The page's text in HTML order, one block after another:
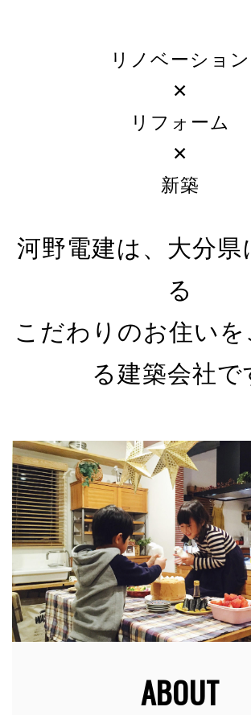
リノベーション
✕
リフォーム
✕
新築
河野電建は、大分県
る
こだわりのお住い
る建築会社で
ABOUT
PRIVACY POLICY
有限会社 河野電建（以下「当社」）は
り個人情報保護方針を定め、個人情報保
個人情報の管理
当社は、お客さまの個人情報を正確か
保ち、個人情報への不正アクセス・紛
ん・漏洩などを防止するため、セキュリ
の維持・管理体制の整備・社員教育の徹
措置を講じ、安全対策を実施し個人情報